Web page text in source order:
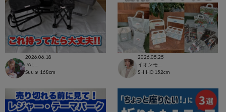
2026.06.18
Suu☺︎ 168cm
2026.05.25
SHIHO 152cm